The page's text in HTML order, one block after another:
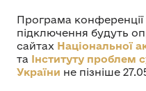
Програма
підключення будуть
сайтах Національної
та Інституту проблем
України не пізніше